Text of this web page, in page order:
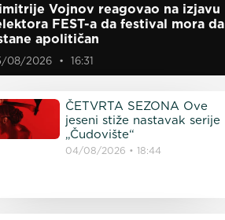
Vojnov reagovao na izjavu
FEST-a da festival mora da
apolitičan
08/2026 16:31
ČETVRTA SEZONA Ove
jeseni stiže nastavak serije
„Čudovište“
04/08/2026 18:44